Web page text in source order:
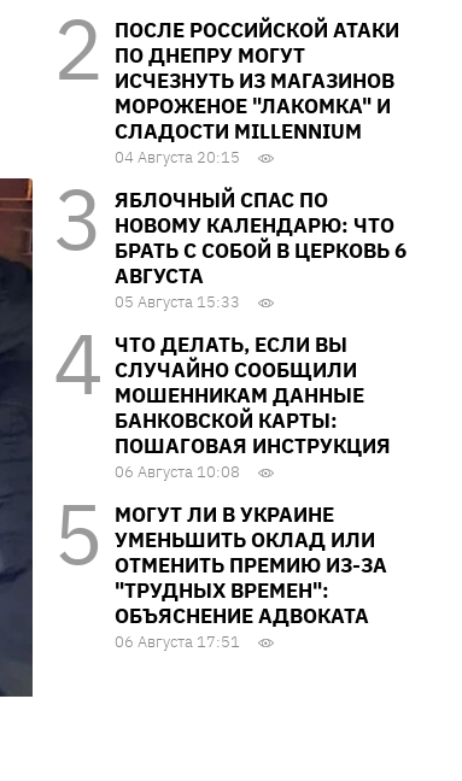
ПОСЛЕ РОССИЙСКОЙ АТАКИ
ПО ДНЕПРУ МОГУТ
ИСЧЕЗНУТЬ ИЗ МАГАЗИНОВ
МОРОЖЕНОЕ "ЛАКОМКА" И
СЛАДОСТИ MILLENNIUM
04 Августа 20:15
ЯБЛОЧНЫЙ СПАС ПО
НОВОМУ КАЛЕНДАРЮ: ЧТО
БРАТЬ С СОБОЙ В ЦЕРКОВЬ 6
АВГУСТА
05 Августа 15:33
ЧТО ДЕЛАТЬ, ЕСЛИ ВЫ
СЛУЧАЙНО СООБЩИЛИ
МОШЕННИКАМ ДАННЫЕ
БАНКОВСКОЙ КАРТЫ:
ПОШАГОВАЯ ИНСТРУКЦИЯ
06 Августа 10:08
МОГУТ ЛИ В УКРАИНЕ
УМЕНЬШИТЬ ОКЛАД ИЛИ
ОТМЕНИТЬ ПРЕМИЮ ИЗ-ЗА
"ТРУДНЫХ ВРЕМЕН":
ОБЪЯСНЕНИЕ АДВОКАТА
06 Августа 17:51